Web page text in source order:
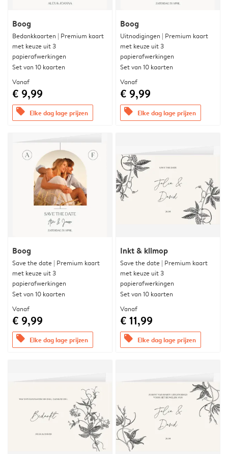
Boog
Bedankkaarten | Premium kaart
met keuze uit 3
papierafwerkingen
Set van 10 kaarten
Vanaf
€ 9,99
offers Elke dag lage prijzen
Boog
Uitnodigingen | Premium kaart
met keuze uit 3
papierafwerkingen
Set van 10 kaarten
Vanaf
€ 9,99
offers Elke dag lage prijzen
Boog
Save the date | Premium kaart
met keuze uit 3
papierafwerkingen
Set van 10 kaarten
Vanaf
€ 9,99
offers Elke dag lage prijzen
Inkt & klimop
Save the date | Premium kaart
met keuze uit 3
papierafwerkingen
Set van 10 kaarten
Vanaf
€ 11,99
offers Elke dag lage prijzen